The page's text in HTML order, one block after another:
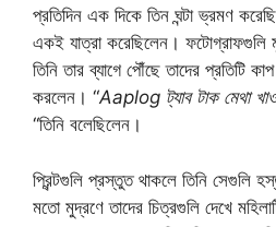
প্রতিদিন এক দিকে তিন ঘন্টা ভ্রমণ
একই যাত্রা করেছিলেন। ফটোগ্রাফগুলি
তিনি তার ব্যাগে পৌঁছে তাদের প্রতিটি
করলেন। “Aaplog ট্যাব টাক মেথা খাও
“তিনি বলেছিলেন।
প্রিন্টগুলি প্রস্তুত থাকলে তিনি সেগুলি
মতো মুদ্রণে তাদের চিত্রগুলি দেখে